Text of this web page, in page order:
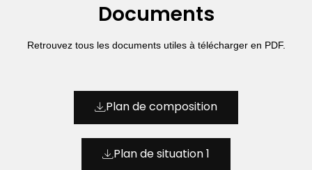
Documents
Retrouvez tous les documents utiles à télécharger en PDF.
Plan de composition
Plan de situation 1